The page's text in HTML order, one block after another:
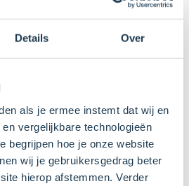
Details Over
als je ermee instemt dat wij en
vergelijkbare technologieën
begrijpen hoe je onze website
wij je gebruikersgedrag beter
hierop afstemmen. Verder